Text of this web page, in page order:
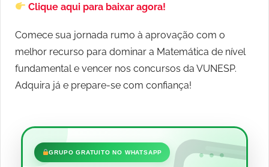
Clique aqui para baixar agora!
Comece sua jornada rumo à aprovação com o
melhor recurso para dominar a Matemática de nível
fundamental e vencer nos concursos da VUNESP.
Adquira já e prepare-se com confiança!
•••
GRUPO GRATUITO NO WHATSAPP